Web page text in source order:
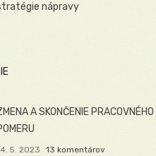
nápravy
A SKONČENIE PRACOVNÉHO
5. 2023 13 komentárov